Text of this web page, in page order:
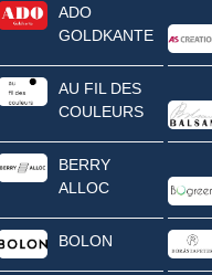
ADO
GOLDKANTE
AU FIL DES
COULEURS
BERRY
ALLOC
BOLON